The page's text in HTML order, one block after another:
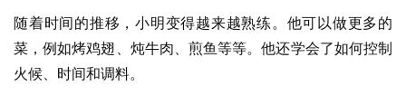
随着时间的推移，小明变得越来越熟练。他可以做更多的
菜，例如烤鸡翅、炖牛肉、煎鱼等等。他还学会了如何控制
火候、时间和调料。